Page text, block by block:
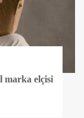
marka elçisi